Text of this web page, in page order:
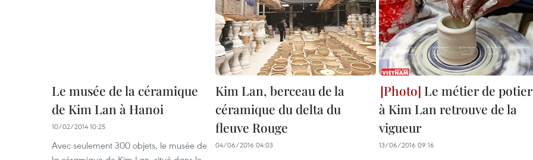
Le musée de la céramique
de Kim Lan à Hanoi
10/02/2014 10:25
Avec seulement 300 objets, le musée de
Kim Lan, berceau de la
céramique du delta du
fleuve Rouge
04/06/2016 04:03
Le métier de potier
à Kim Lan retrouve de la
vigueur
13/06/2016 09:16